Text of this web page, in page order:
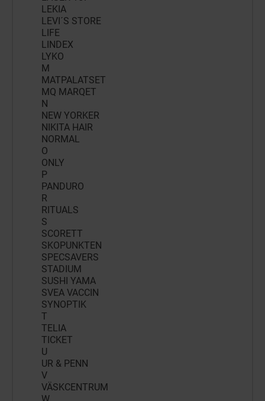
LEKIA
LEVI´S STORE
LIFE
LINDEX
LYKO
M
MATPALATSET
MQ MARQET
N
NEW YORKER
NIKITA HAIR
NORMAL
O
ONLY
P
PANDURO
R
RITUALS
S
SCORETT
SKOPUNKTEN
SPECSAVERS
STADIUM
SUSHI YAMA
SVEA VACCIN
SYNOPTIK
T
TELIA
TICKET
U
UR & PENN
V
VÄSKCENTRUM